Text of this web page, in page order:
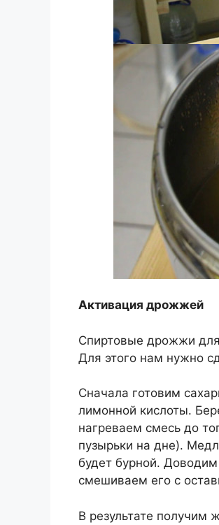
Активация дрожжей
Спиртовые дрожжи для
Для этого нам нужно
Сначала готовим
лимонной кислоты.
нагреваем смесь до
пузырьки на дне).
будет бурной.
смешиваем его с
В результате получим